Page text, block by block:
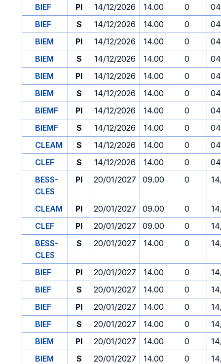
BIEF
PI 14/12/2026 14.00 0
BIEF
S 14/12/2026 14.00 0
BIEM
PI 14/12/2026 14.00 0
BIEM
S 14/12/2026 14.00 0
BIEM
PI 14/12/2026 14.00 0
BIEM
S 14/12/2026 14.00 0
BIEMF
PI 14/12/2026 14.00 0
BIEMF
S 14/12/2026 14.00 0
CLEAM
S 14/12/2026 14.00 0
CLEF
S 14/12/2026 14.00 0
BESS-
CLES
PI 20/01/2027 09.00 0
CLEAM PI 20/01/2027 09.00 0
CLEF
PI 20/01/2027 09.00 0
BESS-
CLES
S 20/01/2027 14.00 0
BIEF PI 20/01/2027 14.00 0
BIEF
S 20/01/2027 14.00 0
BIEF
PI 20/01/2027 14.00 0
BIEF
S 20/01/2027 14.00 0
BIEM
PI 20/01/2027 14.00 0
BIEM
S 20/01/2027 14.00 0